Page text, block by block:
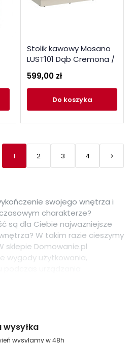
Stolik kawowy Mosano
LUST101 Dąb Cremona /
599,00 zł
do koszyka
1 2 3 4 keyboard_arrow_right
swojego wnętrza i
charakterze?
są dla Ciebie najważniejsze
W takim razie cieszymy
sklepie Domowanie.pl
wygody użytkowania,
które stworzą w każdym
każdego salonu
wysyłka
wysyłamy w 48h